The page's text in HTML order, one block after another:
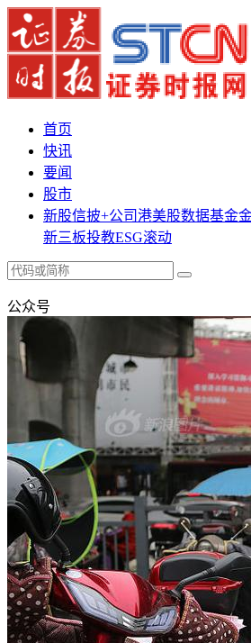
首页
快讯
要闻
股市
新股信披+公司港美股数据基金
新三板投教ESG滚动
公众号